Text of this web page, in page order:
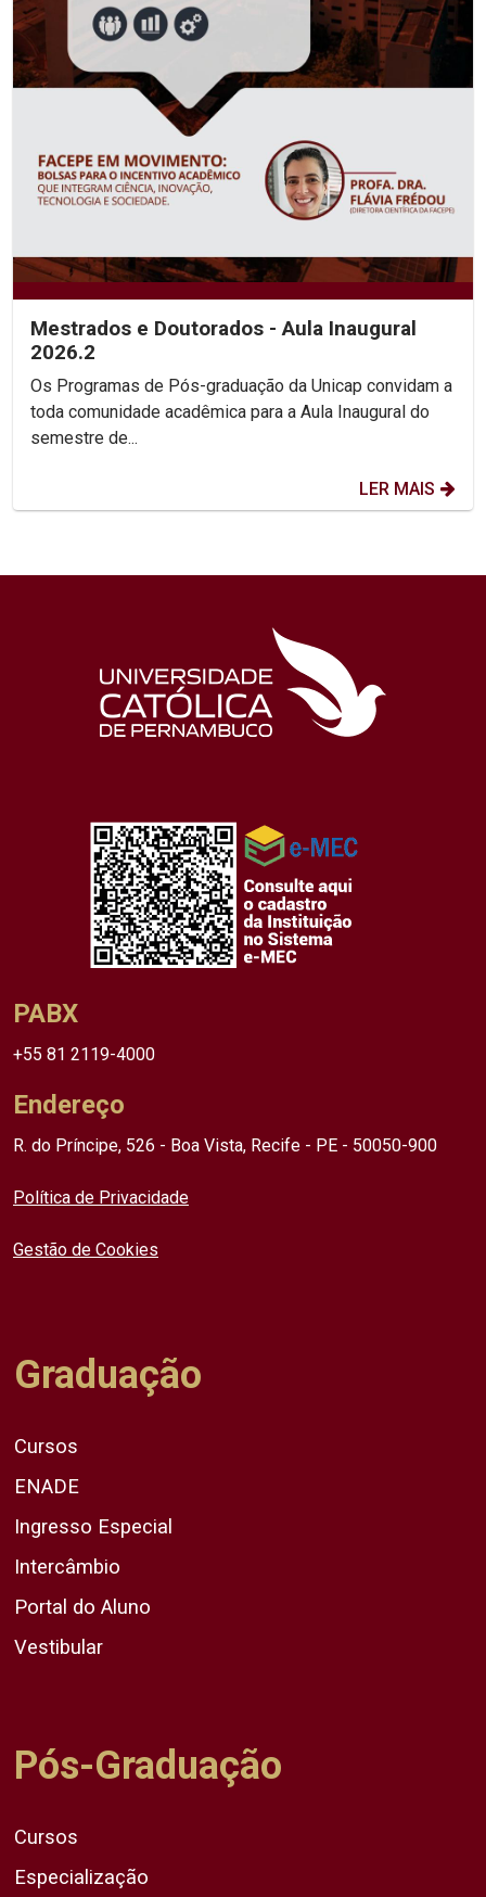
Mestrados e Doutorados - Aula Inaugural
2026.2
Os Programas de Pós-graduação da Unicap convidam a
toda comunidade acadêmica para a Aula Inaugural do
semestre de...
LER MAIS
PABX
+55 81 2119-4000
Endereço
R. do Príncipe, 526 - Boa Vista, Recife - PE - 50050-900
Política de Privacidade
Gestão de Cookies
Graduação
Cursos
ENADE
Ingresso Especial
Intercâmbio
Portal do Aluno
Vestibular
Pós-Graduação
Cursos
Especialização